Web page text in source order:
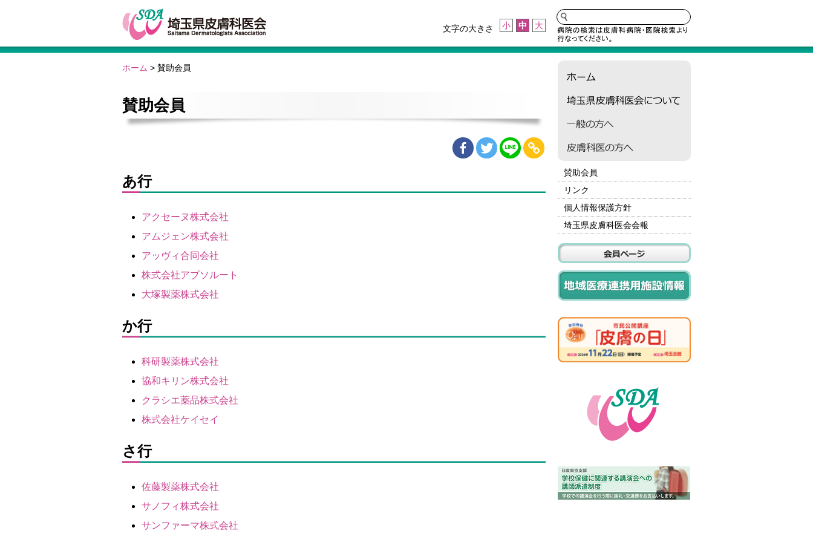
文字の大きさ 小 中 大
ホーム > 賛助会員
賛助会員
あ行
アクセーヌ株式会社
アムジェン株式会社
アッヴィ合同会社
株式会社アブソルート
大塚製薬株式会社
か行
科研製薬株式会社
協和キリン株式会社
クラシエ薬品株式会社
株式会社ケイセイ
さ行
佐藤製薬株式会社
サノフィ株式会社
サンファーマ株式会社
賛助会員
リンク
個人情報保護方針
埼玉県皮膚科医会会報